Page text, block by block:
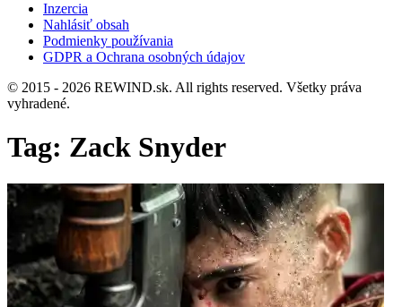
Inzercia
Nahlásiť obsah
Podmienky používania
GDPR a Ochrana osobných údajov
© 2015 - 2026 REWIND.sk. All rights reserved. Všetky práva
vyhradené.
Tag: Zack Snyder